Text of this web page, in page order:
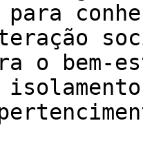
para
o bem-